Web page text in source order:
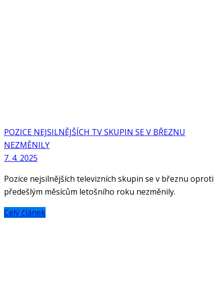
POZICE NEJSILNĚJŠÍCH TV SKUPIN SE V BŘEZNU
NEZMĚNILY
7. 4. 2025
Pozice nejsilnějších televizních skupin se v březnu oproti
předešlým měsícům letošního roku nezměnily.
Celý článek